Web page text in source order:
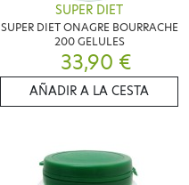
SUPER DIET
SUPER DIET ONAGRE BOURRACHE
200 GELULES
33,90 €
AÑADIR A LA CESTA